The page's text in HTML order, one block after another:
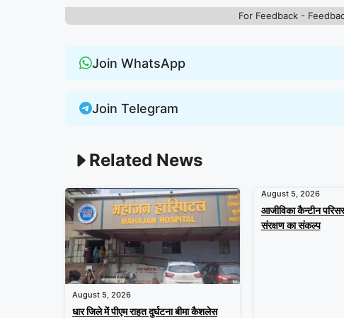
For Feedback -
Join WhatsApp
Join Telegram
Related News
August 5, 2026
धार जिले में पीएम राहत दुर्घटना बीमा कैशलेस
August 5, 2026
आजीविका कैन्टीन
संरक्षण का संकल्प